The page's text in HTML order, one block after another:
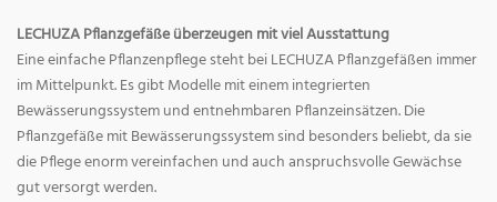
LECHUZA Pflanzgefäße überzeugen mit viel Ausstattung
Eine einfache Pflanzenpflege steht bei LECHUZA Pflanzgefäßen immer
im Mittelpunkt. Es gibt Modelle mit einem integrierten
Bewässerungssystem und entnehmbaren Pflanzeinsätzen. Die
Pflanzgefäße mit Bewässerungssystem sind besonders beliebt, da sie
die Pflege enorm vereinfachen und auch anspruchsvolle Gewächse
gut versorgt werden.